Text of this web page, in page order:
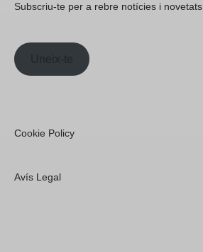
Subscriu-te per a rebre notícies i novetats.
Uneix-te
Cookie Policy
Avís Legal